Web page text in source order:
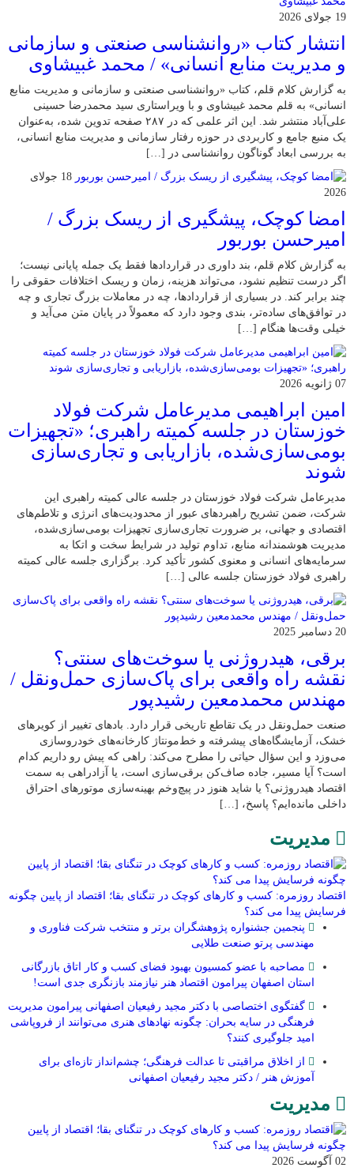
19 جولای 2026
انتشار کتاب «روانشناسی صنعتی و سازمانی
و مدیریت منابع انسانی» / محمد غبیشاوی
به گزارش کلام قلم، کتاب «روانشناسی صنعتی و سازمانی و مدیریت منابع
انسانی» به قلم محمد غبیشاوی و با ویراستاری سید محمدرضا حسینی
علی‌آباد منتشر شد. این اثر علمی که در ۲۸۷ صفحه تدوین شده، به‌عنوان
یک منبع جامع و کاربردی در حوزه رفتار سازمانی و مدیریت منابع انسانی،
به بررسی ابعاد گوناگون روانشناسی در […]
18 جولای
2026
امضا کوچک، پیشگیری از ریسک بزرگ /
امیرحسن بوربور
به گزارش کلام قلم، بند داوری در قراردادها فقط یک جمله پایانی نیست؛
اگر درست تنظیم نشود، می‌تواند هزینه، زمان و ریسک اختلافات حقوقی را
چند برابر کند. در بسیاری از قراردادها، چه در معاملات بزرگ تجاری و چه
در توافق‌های ساده‌تر، بندی وجود دارد که معمولاً در پایان متن می‌آید و
خیلی وقت‌ها هنگام […]
07 ژانویه 2026
امین ابراهیمی مدیرعامل شرکت فولاد
خوزستان در جلسه کمیته راهبری؛ «تجهیزات
بومی‌سازی‌شده، بازاریابی و تجاری‌سازی
شوند
مدیرعامل شرکت فولاد خوزستان در جلسه عالی کمیته راهبری این
شرکت، ضمن تشریح راهبردهای عبور از محدودیت‌های انرژی و تلاطم‌های
اقتصادی و جهانی، بر ضرورت تجاری‌سازی تجهیزات بومی‌سازی‌شده،
مدیریت هوشمندانه منابع، تداوم تولید در شرایط سخت و اتکا به
سرمایه‌های انسانی و معنوی کشور تأکید کرد. برگزاری جلسه عالی کمیته
راهبری فولاد خوزستان جلسه عالی […]
20 دسامبر 2025
برقی، هیدروژنی یا سوخت‌های سنتی؟
نقشه راه واقعی برای پاک‌سازی حمل‌ونقل /
مهندس محمدمعین رشیدپور
صنعت حمل‌ونقل در یک تقاطع تاریخی قرار دارد. بادهای تغییر از کویرهای
خشک، آزمایشگاه‌های پیشرفته و خط‌مونتاژ کارخانه‌های خودروسازی
می‌وزد و این سؤال حیاتی را مطرح می‌کند: راهی که پیش رو داریم کدام
است؟ آیا مسیر، جاده صاف‌کن برقی‌سازی است، یا آزادراهی به سمت
اقتصاد هیدروژنی؟ یا شاید هنوز در پیچ‌وخم بهینه‌سازی موتورهای احتراق
داخلی مانده‌ایم؟ پاسخ، […]
مدیریت
اقتصاد روزمره: کسب‌ و کارهای کوچک در تنگنای بقا؛ اقتصاد از پایین چگونه
فرسایش پیدا می کند؟
پنجمین جشنواره پژوهشگران برتر و منتخب شرکت فناوری و
مهندسی پرتو صنعت طلایی
مصاحبه با عضو کمسیون بهبود فضای کسب و کار اتاق بازرگانی
استان اصفهان پیرامون اقتصاد هنر نیازمند بازنگری جدی است!
گفتگوی اختصاصی با دکتر مجید رفیعیان اصفهانی پیرامون مدیریت
فرهنگی در سایه بحران: چگونه نهادهای هنری می‌توانند از فروپاشی
امید جلوگیری کنند؟
از اخلاق مراقبتی تا عدالت فرهنگی؛ چشم‌انداز تازه‌ای برای
آموزش هنر / دکتر مجید رفیعیان اصفهانی
مدیریت
02 آگوست 2026